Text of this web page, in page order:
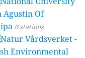
Agustin Of
0 stations
Natur Vårdsverket -
Environmental